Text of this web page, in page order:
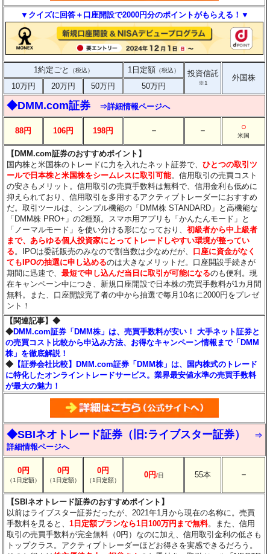
▼クイズに回答＋口座開設で2000円分のポイントがもらえる！▼
1約定ごと （税込） 1日定額 （税込） 投資信託
※1
外国株
10万円
20万円 50万円 50万円
◆DMM.com証券 ⇒詳細情報ページへ
88円 106円 198円 － － ○
米国
【DMM.com証券のおすすめポイント】
国内株と米国株のトレードに力を入れたネット証券で、ひとつの取引ツ
ールで日本株と米国株をシームレスに取引可能。信用取引の売買コスト
の安さもメリット。信用取引の売買手数料は無料で、信用金利も低めに
抑えられており、信用取引を多用するアクティブトレーダーにおすすめ
だ。取引ツールは、シンプル機能の「DMM株 STANDARD」と高機能な
「DMM株 PRO+」の2種類。スマホ用アプリも「かんたんモード」と
「ノーマルモード」を使い分ける形になっており、初級者から中上級者
まで、あらゆる個人投資家にとってトレードしやすい環境が整ってい
る。IPOは委託販売のみなので割当数は少なめだが、 口座に資金がなく
てもIPOの抽選に申し込めるのは大きなメリットだ。口座開設手続きが
期間に迅速で、最短で申し込んだ当日に取引が可能になるのも便利。現
在キャンペーン中につき、新規口座開設で日本株の売買手数料が1カ月間
無料。また、口座開設完了者の中から抽選で毎月10名に2000円をプレゼ
ント！
【関連記事】◆
◆DMM.com証券「DMM株」は、売買手数料が安い！ 大手ネット証券と
の売買コスト比較から申込み方法、お得なキャンペーン情報まで「DMM
株」を徹底解説！
◆ 【証券会社比較】DMM.com証券「DMM株」は、国内株式のトレード
に特化したオンライントレードサービス。業界最安値水準の売買手数料
が最大の魅力！
◆SBIネオトレード証券（旧:ライブスター証券）
⇒
詳細情報ページへ
0円
（1日定額）
0円
（1日定額）
0円
（1日定額）
0円/日 55本 －
【SBIネオトレード証券のおすすめポイント】
以前はライブスター証券だったが、2021年1月から現在の名称に。売買
手数料を見ると、1日定額プランなら1日100万円まで無料。また、信用
取引の売買手数料が完全無料（0円）なのに加え、信用取引金利の低さも
トップクラス。アクティブトレーダーほどお得さを実感できるだろう。